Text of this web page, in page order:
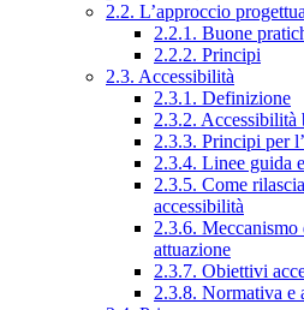
2.2. L’approccio
2.2.1. Buone
2.2.2. Principi
2.3. Accessibilità
2.3.1. Definizione
2.3.2. Accessibilità
2.3.3. Principi per
2.3.4. Linee guida
2.3.5. Come
accessibilità
2.3.6. Meccanismo
attuazione
2.3.7. Obiettivi
2.3.8. Normativa e